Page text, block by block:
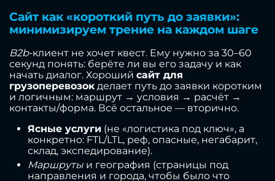
Сайт как «короткий путь до заявки»:
минимизируем трение на каждом шаге
B2b-клиент не хочет квест. Ему нужно за 30–60
секунд понять: берёте ли вы его задачу и как
начать диалог. Хороший сайт для
грузоперевозок делает путь до заявки коротким
и логичным: маршрут → условия → расчёт →
контакты/форма. Всё остальное — вторично.
Ясные услуги (не «логистика под ключ», а
конкретно: FTL/LTL, реф, опасные, негабарит,
склад, экспедирование).
Маршруты и география (страницы под
направления и города, чтобы было что